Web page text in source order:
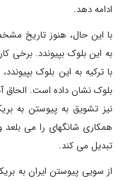
ادامه دهد.
با این حال، هنوز تاریخ
به این بلوک بپیوندد. برخی
با ترکیه به این بلوک
بلوک نشان داده است. الحاق
نیز تشویق به پیوستن به
همکاری شانگهای را می بلعد
تبدیل می کند.
از سویی پیوستن ایران به